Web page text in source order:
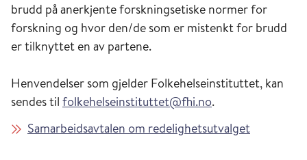
brudd på anerkjente forskningsetiske normer for
forskning og hvor den/de som er mistenkt for brudd
er tilknyttet en av partene.
Henvendelser som gjelder Folkehelseinstituttet, kan
sendes til folkehelseinstituttet@fhi.no.
Samarbeidsavtalen om redelighetsutvalget